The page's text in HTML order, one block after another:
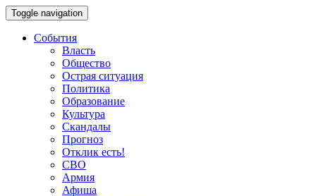
Toggle navigation
События
Власть
Общество
Острая ситуация
Политика
Образование
Культура
Скандалы
Прогноз
Отклик есть!
СВО
Армия
Афиша